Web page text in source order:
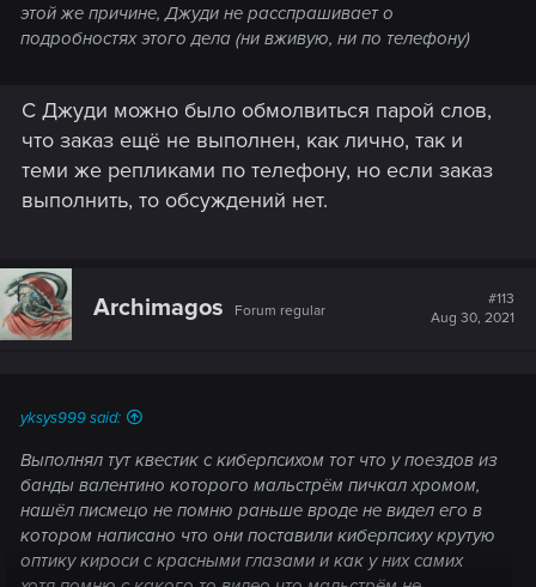
этой же причине, Джуди не расспрашивает о
подробностях этого дела (ни вживую, ни по телефону)
С Джуди можно было обмолвиться парой слов,
что заказ ещё не выполнен, как лично, так и
теми же репликами по телефону, но если заказ
выполнить, то обсуждений нет.
Archimagos Forum regular
#113
Aug 30, 2021
yksys999 said:
Выполнял тут квестик с киберпсихом тот что у поездов из
банды валентино которого мальстрём пичкал хромом,
нашёл писмецо не помню раньше вроде не видел его в
котором написано что они поставили киберпсиху крутую
оптику кироси с красными глазами и как у них самих